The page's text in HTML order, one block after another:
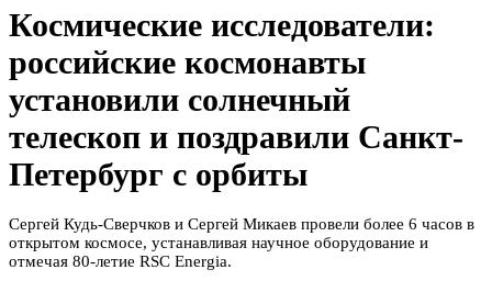
Космические исследователи:
российские космонавты
установили солнечный
телескоп и поздравили Санкт-
Петербург с орбиты
Сергей Кудь-Сверчков и Сергей Микаев провели более 6 часов в
открытом космосе, устанавливая научное оборудование и
отмечая 80-летие RSC Energia.